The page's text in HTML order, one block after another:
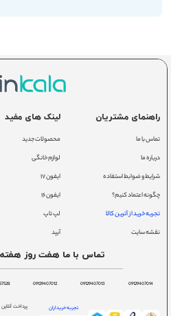
راهنمای مشتریان
تماس با ما
درباره ما
شرایط و ضوابط استفاده
چگونه اعتماد کنیم؟
تجربه خرید از آترین کالا
نقشه سایت
لینک های مفید
محصولات جدید
لوازم خانگی
ایفون ۱۷
ایفون ۱۶
لپ تاپ
آیپد
تماس با ما هفت روز هفته از
09129407014
09129407013
09129407012
تجربه خریداران پرداخت آنلاین